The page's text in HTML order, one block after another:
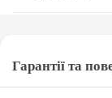
Гарантії та